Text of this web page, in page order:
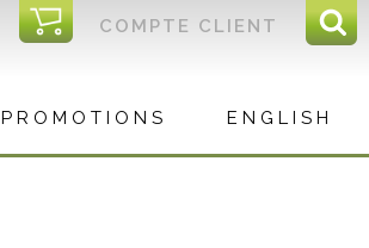
COMPTE CLIENT
I
C
PROMOTIONS ENGLISH